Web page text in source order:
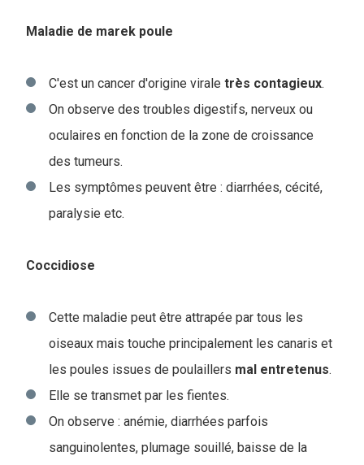
Maladie de marek poule
C'est un cancer d'origine virale très contagieux.
On observe des troubles digestifs, nerveux ou
oculaires en fonction de la zone de croissance
des tumeurs.
Les symptômes peuvent être : diarrhées, cécité,
paralysie etc.
Coccidiose
Cette maladie peut être attrapée par tous les
oiseaux mais touche principalement les canaris et
les poules issues de poulaillers mal entretenus.
Elle se transmet par les fientes.
On observe : anémie, diarrhées parfois
sanguinolentes, plumage souillé, baisse de la